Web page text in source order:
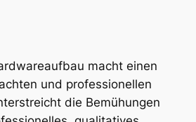
macht einen
und professionellen
die Bemühungen